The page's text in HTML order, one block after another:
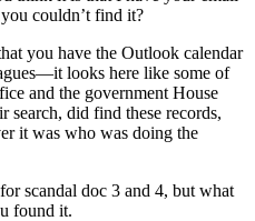
couldn’t find it?
you have the Outlook calendar
looks here like some of
and the government House
search, did find these records,
it was who was doing the
for scandal doc 3 and 4, but what
found it.